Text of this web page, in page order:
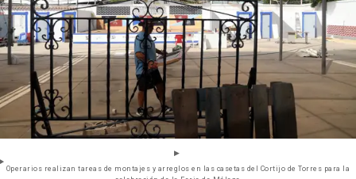
Operarios realizan tareas de montajes y arreglos en las casetas del Cortijo de Torres para la